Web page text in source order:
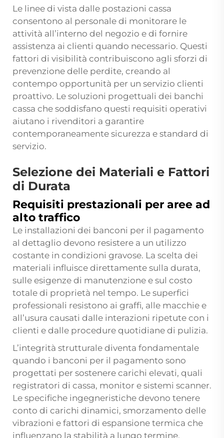
Le linee di vista dalle postazioni cassa
consentono al personale di monitorare le
attività all’interno del negozio e di fornire
assistenza ai clienti quando necessario. Questi
fattori di visibilità contribuiscono agli sforzi di
prevenzione delle perdite, creando al
contempo opportunità per un servizio clienti
proattivo. Le soluzioni progettuali dei banchi
cassa che soddisfano questi requisiti operativi
aiutano i rivenditori a garantire
contemporaneamente sicurezza e standard di
servizio.
Selezione dei Materiali e Fattori
di Durata
Requisiti prestazionali per aree ad
alto traffico
Le installazioni dei banconi per il pagamento
al dettaglio devono resistere a un utilizzo
costante in condizioni gravose. La scelta dei
materiali influisce direttamente sulla durata,
sulle esigenze di manutenzione e sul costo
totale di proprietà nel tempo. Le superfici
professionali resistono ai graffi, alle macchie e
all’usura causati dalle interazioni ripetute con i
clienti e dalle procedure quotidiane di pulizia.
L’integrità strutturale diventa fondamentale
quando i banconi per il pagamento sono
progettati per sostenere carichi elevati, quali
registratori di cassa, monitor e sistemi scanner.
Le specifiche ingegneristiche devono tenere
conto di carichi dinamici, smorzamento delle
vibrazioni e fattori di espansione termica che
influenzano la stabilità a lungo termine.